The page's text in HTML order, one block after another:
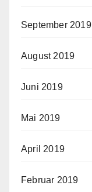
September 2019
August 2019
Juni 2019
Mai 2019
April 2019
Februar 2019